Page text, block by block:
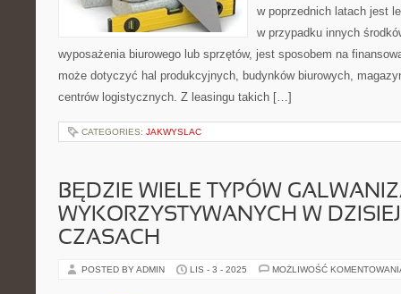
w poprzednich latach jest
w przypadku innych
wyposażenia biurowego lub sprzętów, jest sposobem na
może dotyczyć hal produkcyjnych, budynków biurowych,
centrów logistycznych. Z leasingu takich […]
CATEGORIES: JAKWYSLAC
BĘDZIE WIELE TYPÓW
WYKORZYSTYWANYCH W
CZASACH
POSTED BY ADMIN LIS - 3 - 2025 MOŻLIWOŚĆ